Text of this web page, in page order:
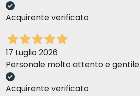
Acquirente verificato
17 Luglio 2026
Personale molto attento e gentile
Acquirente verificato